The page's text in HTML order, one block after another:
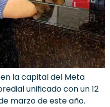
la capital del Meta
unificado con un 12
marzo de este año.